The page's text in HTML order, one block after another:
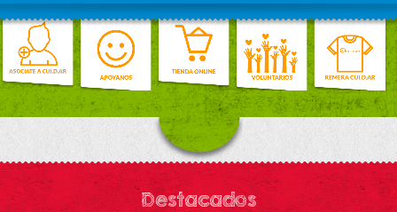
Destacados